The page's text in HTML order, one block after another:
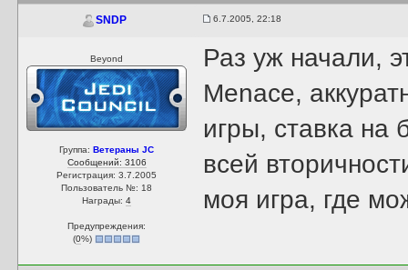
SNDP 6.7.2005, 22:18
Beyond
Группа:Ветераны JC
Сообщений: 3106
Регистрация: 3.7.2005
Пользователь №: 18
Награды:4
Предупреждения:
(0%)
Раз уж начали,
Menace,
игры, ставка на
всей
моя игра, где